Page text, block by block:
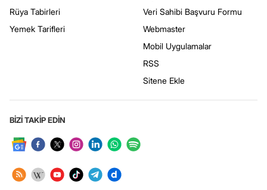
Rüya Tabirleri
Yemek Tarifleri
Veri Sahibi Başvuru Formu
Webmaster
Mobil Uygulamalar
RSS
Sitene Ekle
BİZİ TAKİP EDİN